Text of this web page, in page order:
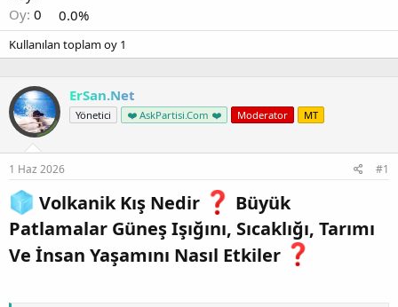
l
a
t
a
r
i
Oy: 0 0.0%
Kullanılan toplam oy 1
ErSan.Net
Yönetici ❤️ AskPartisi.Com ❤️ Moderator MT
1 Haz 2026 #1
Volkanik Kış Nedir
Büyük
Patlamalar Güneş Işığını, Sıcaklığı, Tarımı
Ve İnsan Yaşamını Nasıl Etkiler